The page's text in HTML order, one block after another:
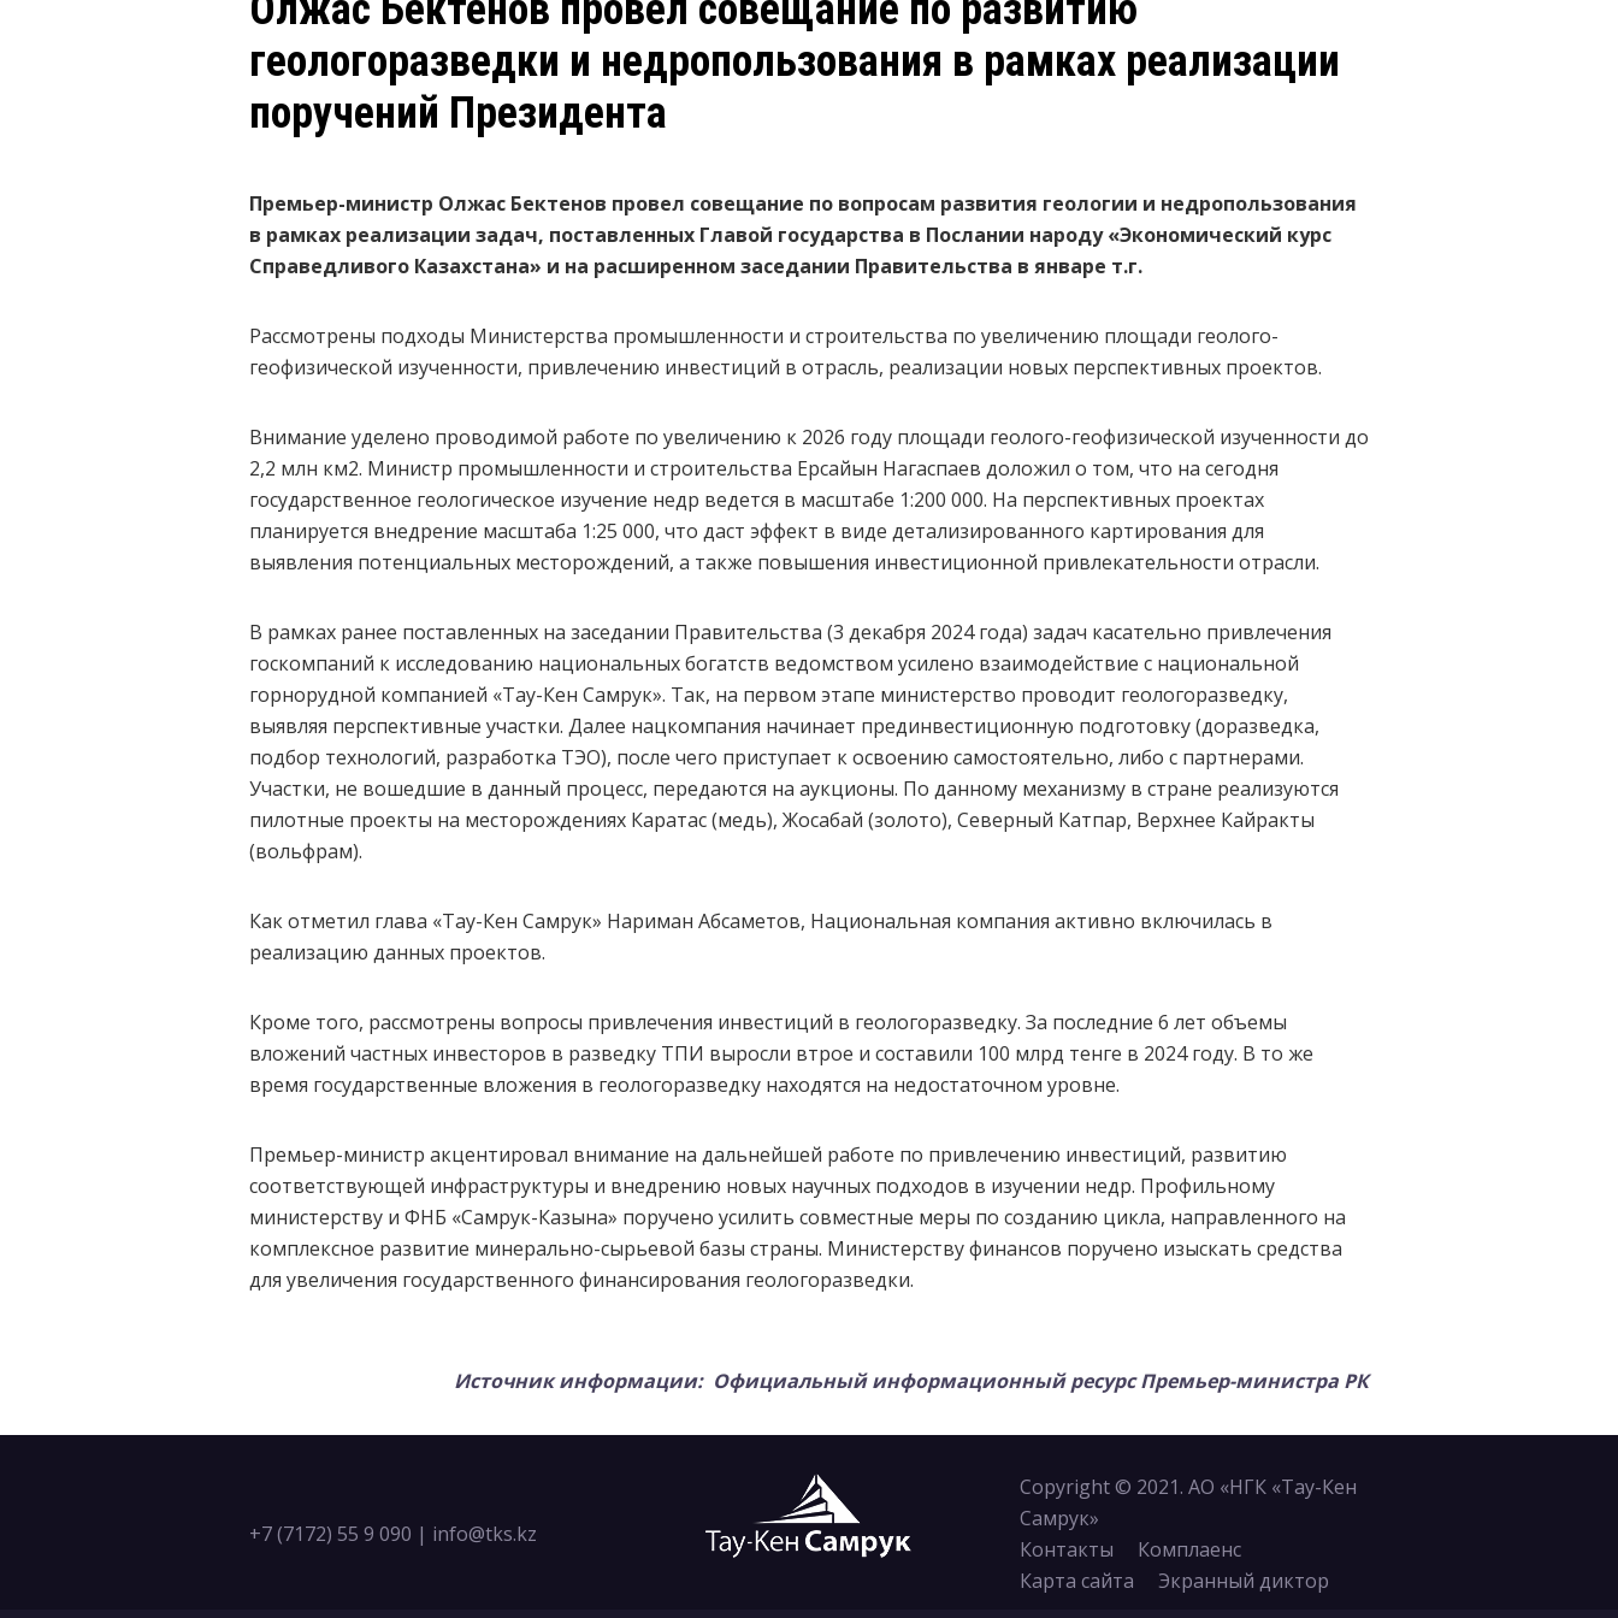
геологоразведки и недропользования в рамках реализации
поручений Президента
Премьер-министр Олжас Бектенов провел совещание по вопросам развития геологии и недропользования
в рамках реализации задач, поставленных Главой государства в Послании народу «Экономический курс
Справедливого Казахстана» и на расширенном заседании Правительства в январе т.г.
Рассмотрены подходы Министерства промышленности и строительства по увеличению площади геолого-
геофизической изученности, привлечению инвестиций в отрасль, реализации новых перспективных проектов.
Внимание уделено проводимой работе по увеличению к 2026 году площади геолого-геофизической изученности до
2,2 млн км2. Министр промышленности и строительства Ерсайын Нагаспаев доложил о том, что на сегодня
государственное геологическое изучение недр ведется в масштабе 1:200 000. На перспективных проектах
планируется внедрение масштаба 1:25 000, что даст эффект в виде детализированного картирования для
выявления потенциальных месторождений, а также повышения инвестиционной привлекательности отрасли.
В рамках ранее поставленных на заседании Правительства (3 декабря 2024 года) задач касательно привлечения
госкомпаний к исследованию национальных богатств ведомством усилено взаимодействие с национальной
горнорудной компанией «Тау-Кен Самрук». Так, на первом этапе министерство проводит геологоразведку,
выявляя перспективные участки. Далее нацкомпания начинает прединвестиционную подготовку (доразведка,
подбор технологий, разработка ТЭО), после чего приступает к освоению самостоятельно, либо с партнерами.
Участки, не вошедшие в данный процесс, передаются на аукционы. По данному механизму в стране реализуются
пилотные проекты на месторождениях Каратас (медь), Жосабай (золото), Северный Катпар, Верхнее Кайракты
(вольфрам).
Как отметил глава «Тау-Кен Самрук» Нариман Абсаметов, Национальная компания активно включилась в
реализацию данных проектов.
Кроме того, рассмотрены вопросы привлечения инвестиций в геологоразведку. За последние 6 лет объемы
вложений частных инвесторов в разведку ТПИ выросли втрое и составили 100 млрд тенге в 2024 году. В то же
время государственные вложения в геологоразведку находятся на недостаточном уровне.
Премьер-министр акцентировал внимание на дальнейшей работе по привлечению инвестиций, развитию
соответствующей инфраструктуры и внедрению новых научных подходов в изучении недр. Профильному
министерству и ФНБ «Самрук-Казына» поручено усилить совместные меры по созданию цикла, направленного на
комплексное развитие минерально-сырьевой базы страны. Министерству финансов поручено изыскать средства
для увеличения государственного финансирования геологоразведки.
Источник информации: Официальный информационный ресурс Премьер-министра РК
+7 (7172) 55 9 090 | info@tks.kz
Copyright © 2021. АО «НГК «Тау-Кен
Самрук»
Контакты
Комплаенс
Карта сайта
Экранный диктор